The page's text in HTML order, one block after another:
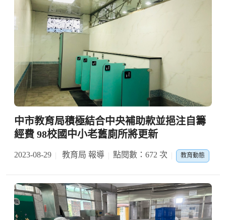
中市教育局積極結合中央補助款並挹注自籌
經費 98校國中小老舊廁所將更新
2023-08-29 教育局 報導 點閱數：672 次 教育動態